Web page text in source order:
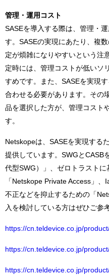
管理・運用コスト
SASEを導入する際は、管理・
す。SASEの実現にあたり、複
定が煩雑になりやすいという注
定時には、管理コストが低いソ
すめです。また、SASEを実現
合わせる必要があります。その
品を選択した方が、管理コスト
す。
Netskopeは、SASEを実現する
提供しています。SWGとCASB
代型SWG）」、ゼロトラスト
「Netskope Private Access」
不正などを抑止するための「
入を検討している方はぜひご参
https://cn.teldevice.co.jp/
https://cn.teldevice.co.jp/
https://cn.teldevice.co.jp/